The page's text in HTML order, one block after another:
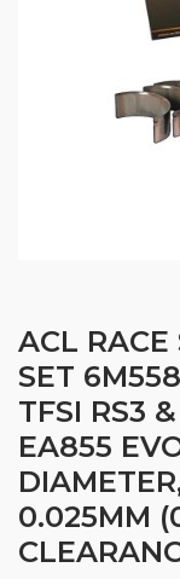
ACL RACE
SET
TFSI RS3
EA855
0.025MM